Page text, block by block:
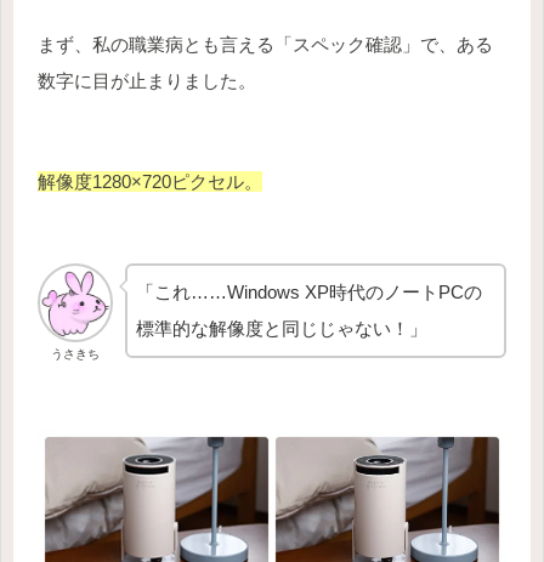
まず、私の職業病とも言える「スペック確認」で、ある
数字に目が止まりました。
解像度1280×720ピクセル。
うさきち
「これ……Windows XP時代のノートPCの
標準的な解像度と同じじゃない！」